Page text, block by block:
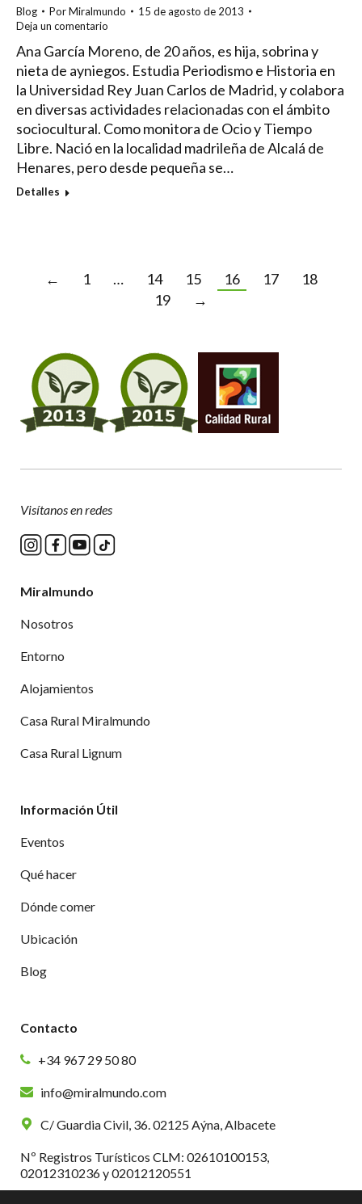
Blog PorMiralmundo
15 de agosto de 2013
Deja un comentario
Ana García Moreno, de 20 años, es hija, sobrina y
nieta de ayniegos. Estudia Periodismo e Historia en
la Universidad Rey Juan Carlos de Madrid, y colabora
en diversas actividades relacionadas con el ámbito
sociocultural. Como monitora de Ocio y Tiempo
Libre. Nació en la localidad madrileña de Alcalá de
Henares, pero desde pequeña se…
Detalles
← 1 … 14 15 16 17
18
19
→
Visítanos en redes
Miralmundo
Nosotros
Entorno
Alojamientos
Casa Rural Miralmundo
Casa Rural Lignum
Información Útil
Eventos
Qué hacer
Dónde comer
Ubicación
Blog
Contacto
+34 967 29 50 80
info@miralmundo.com
C/ Guardia Civil, 36. 02125 Aýna, Albacete
Nº Registros Turísticos CLM: 02610100153,
02012310236 y 02012120551